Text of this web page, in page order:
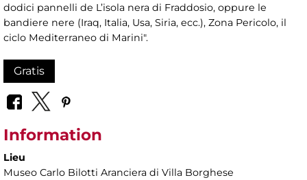
dodici pannelli de L’isola nera di Fraddosio, oppure le
bandiere nere (Iraq, Italia, Usa, Siria, ecc.), Zona Pericolo, il
ciclo Mediterraneo di Marini".
Gratis
Information
Lieu
Museo Carlo Bilotti Aranciera di Villa Borghese